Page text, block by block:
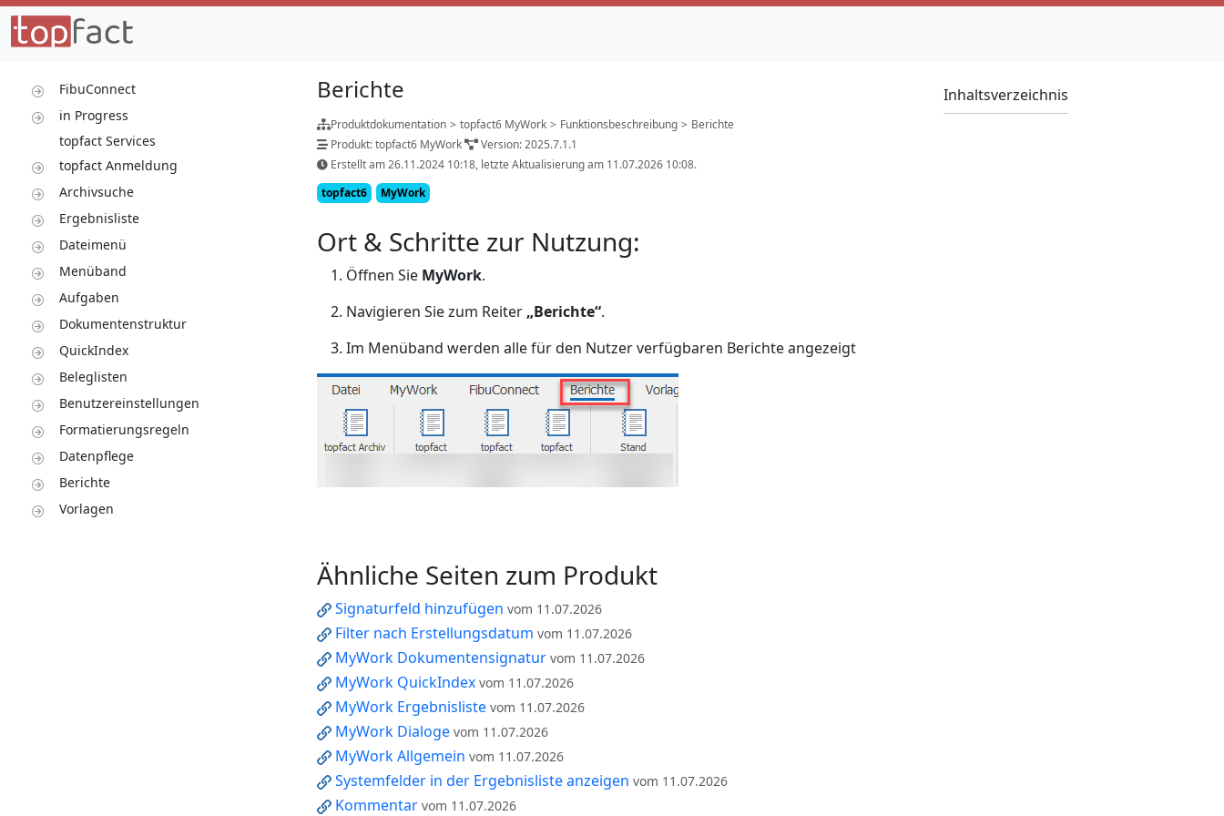
FibuConnect
in Progress
topfact Services
topfact Anmeldung
Archivsuche
Ergebnisliste
Dateimenü
Menüband
Aufgaben
Dokumentenstruktur
QuickIndex
Beleglisten
Benutzereinstellungen
Formatierungsregeln
Datenpflege
Berichte
Vorlagen
Berichte
Produktdokumentation > topfact6 MyWork > Funktionsbeschreibung > Berichte
Produkt: topfact6 MyWork
Version: 2025.7.1.1
Erstellt am 26.11.2024 10:18, letzte Aktualisierung am 11.07.2026 10:08.
topfact6
MyWork
Ort & Schritte zur Nutzung:
Öffnen Sie MyWork.
Navigieren Sie zum Reiter „Berichte“.
Im Menüband werden alle für den Nutzer verfügbaren Berichte angezeigt
Ähnliche Seiten zum Produkt
Signaturfeld hinzufügen vom 11.07.2026
Filter nach Erstellungsdatum vom 11.07.2026
MyWork Dokumentensignatur vom 11.07.2026
MyWork QuickIndex vom 11.07.2026
MyWork Ergebnisliste vom 11.07.2026
MyWork Dialoge vom 11.07.2026
MyWork Allgemein vom 11.07.2026
Systemfelder in der Ergebnisliste anzeigen vom 11.07.2026
Kommentar vom 11.07.2026
Inhaltsverzeichnis